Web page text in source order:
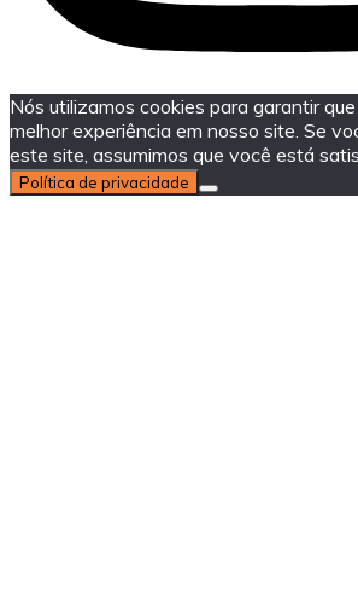
Nós utilizamos cookies para garantir
melhor experiência em nosso site. Se
este site, assumimos que você está
Política de privacidade